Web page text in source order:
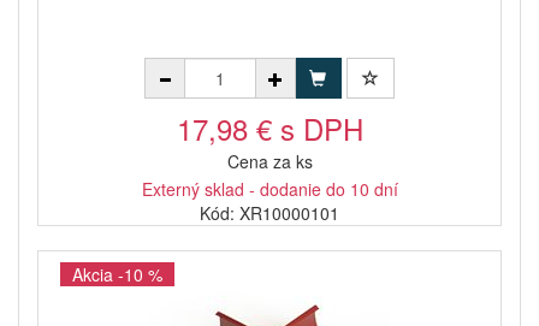
17,98 € s DPH
Cena za ks
Externý sklad - dodanie do 10 dní
Kód: XR10000101
Akcia -10 %